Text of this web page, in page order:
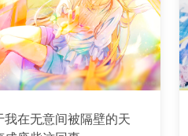
我在无意间被隔壁的天